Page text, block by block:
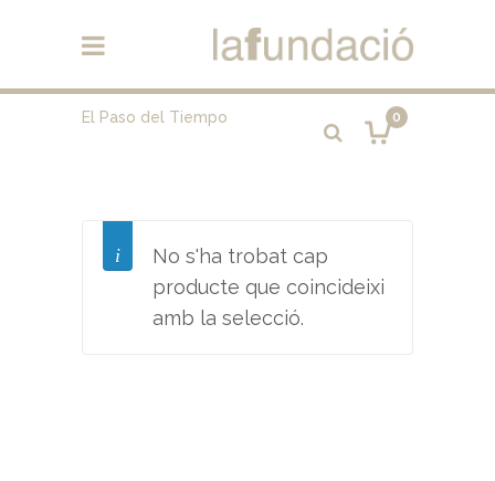
0
El Paso del Tiempo
No s'ha trobat cap
producte que coincideixi
amb la selecció.